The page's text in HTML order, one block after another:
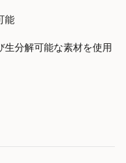
能
生分解可能な素材を使用